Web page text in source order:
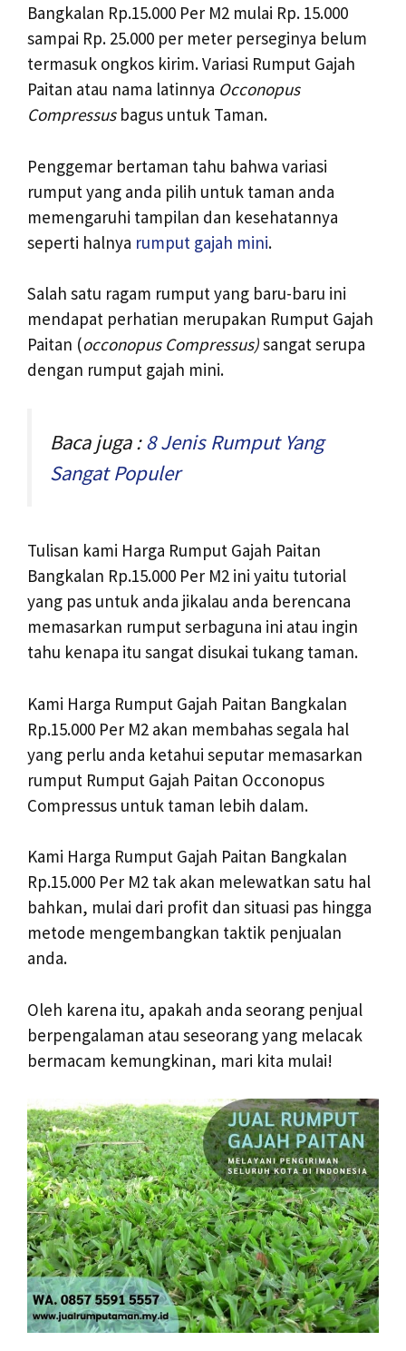
Bangkalan Rp.15.000 Per M2 mulai Rp. 15.000
sampai Rp. 25.000 per meter perseginya belum
termasuk ongkos kirim. Variasi Rumput Gajah
Paitan atau nama latinnya Occonopus
Compressusbagus untuk Taman.
Penggemar bertaman tahu bahwa variasi
rumput yang anda pilih untuk taman anda
memengaruhi tampilan dan kesehatannya
seperti halnya rumput gajah mini.
Salah satu ragam rumput yang baru-baru ini
mendapat perhatian merupakan Rumput Gajah
Paitan (occonopus Compressus)sangat serupa
dengan rumput gajah mini.
Baca juga :8 Jenis Rumput Yang
Sangat Populer
Tulisan kami Harga Rumput Gajah Paitan
Bangkalan Rp.15.000 Per M2 ini yaitu tutorial
yang pas untuk anda jikalau anda berencana
memasarkan rumput serbaguna ini atau ingin
tahu kenapa itu sangat disukai tukang taman.
Kami Harga Rumput Gajah Paitan Bangkalan
Rp.15.000 Per M2 akan membahas segala hal
yang perlu anda ketahui seputar memasarkan
rumput Rumput Gajah Paitan Occonopus
Compressus untuk taman lebih dalam.
Kami Harga Rumput Gajah Paitan Bangkalan
Rp.15.000 Per M2 tak akan melewatkan satu hal
bahkan, mulai dari profit dan situasi pas hingga
metode mengembangkan taktik penjualan
anda.
Oleh karena itu, apakah anda seorang penjual
berpengalaman atau seseorang yang melacak
bermacam kemungkinan, mari kita mulai!